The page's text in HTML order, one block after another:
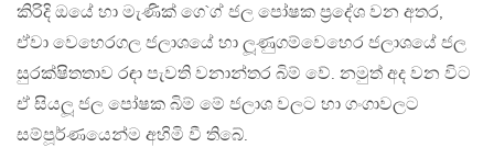
කිරිදි ඔයේ හා මැණික් ගෙ`ග් ජල පෝෂක ප‍්‍රදේශ වන අතර,
ඒවා වෙහෙරගල ජලාශයේ හා ලූණුගම්වෙහෙර ජලාශයේ ජල
සුරක්ෂිතතාව රඳා පැවති වනාන්තර බිම් වේ. නමුත් අද වන විට
ඒ සියලූ ජල පෝෂක බිම් මේ ජලාශ වලට හා ගංගාවලට
සම්පූර්ණයෙන්ම අහිමි වී තිබේ.